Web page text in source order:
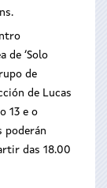
de ‘Solo
de
de Lucas
13 e o
poderán
das 18.00